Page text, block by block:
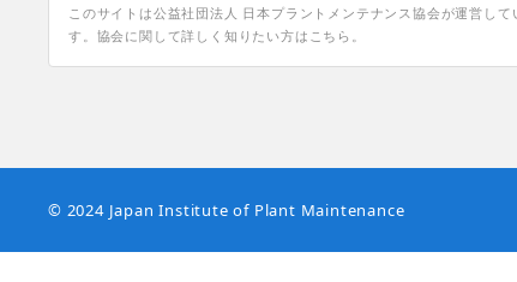
このサイトは公益社団法人 日本プラントメンテナンス協会が運営して
す。協会に関して詳しく知りたい方はこちら。
© 2024 Japan Institute of Plant Maintenance